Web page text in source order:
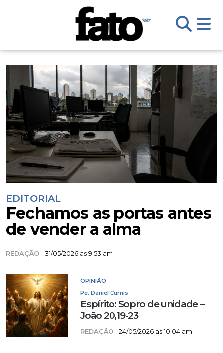
EDITORIAL
Fechamos as portas antes
de vender a alma
REDAÇÃO 31/05/2026 as 9:53 am
OPINIÃO
Pe. Daniel Curnis
Espírito: Sopro de unidade –
João 20,19-23
REDAÇÃO 24/05/2026 as 10:04 am